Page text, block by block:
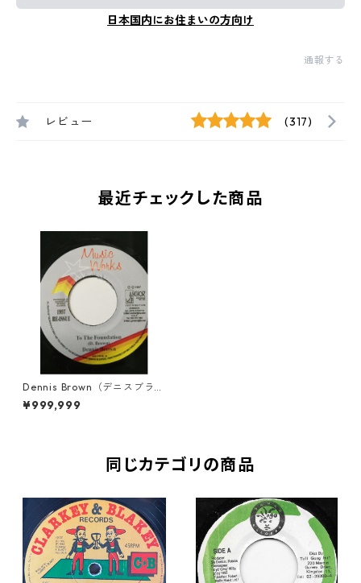
日本国内にお住まいの方向け
通報する
レビュー (317)
最近チェックした商品
Dennis Brown（デニスブラウ
ン） - To The Foundation
【7'】
¥999,999
同じカテゴリの商品